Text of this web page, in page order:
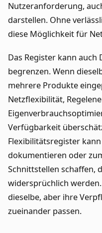
Nutzeranforderung,
darstellen. Ohne
diese Möglichkeit für
Das Register kann
begrenzen. Wenn
mehrere Produkte
Netzflexibilität,
Verfügbarkeit
Flexibilitätsregister
dokumentieren oder
Schnittstellen schaffen,
widersprüchlich
dieselbe, aber ihre
zueinander passen.